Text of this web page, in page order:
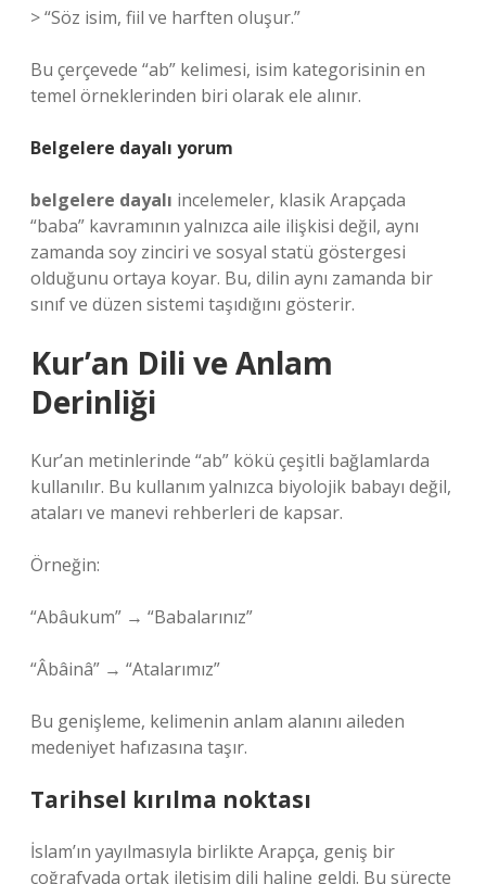
> “Söz isim, fiil ve harften oluşur.”
Bu çerçevede “ab” kelimesi, isim kategorisinin en
temel örneklerinden biri olarak ele alınır.
Belgelere dayalı yorum
belgelere dayalı incelemeler, klasik Arapçada
“baba” kavramının yalnızca aile ilişkisi değil, aynı
zamanda soy zinciri ve sosyal statü göstergesi
olduğunu ortaya koyar. Bu, dilin aynı zamanda bir
sınıf ve düzen sistemi taşıdığını gösterir.
Kur’an Dili ve Anlam
Derinliği
Kur’an metinlerinde “ab” kökü çeşitli bağlamlarda
kullanılır. Bu kullanım yalnızca biyolojik babayı değil,
ataları ve manevi rehberleri de kapsar.
Örneğin:
“Abâukum” → “Babalarınız”
“Âbâinâ” → “Atalarımız”
Bu genişleme, kelimenin anlam alanını aileden
medeniyet hafızasına taşır.
Tarihsel kırılma noktası
İslam’ın yayılmasıyla birlikte Arapça, geniş bir
coğrafyada ortak iletişim dili haline geldi. Bu süreçte